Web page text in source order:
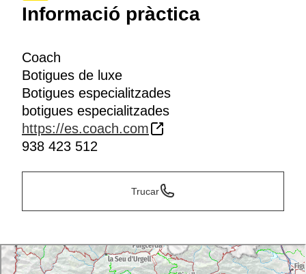
Informació pràctica
Coach
Botigues de luxe
Botigues especialitzades
botigues especialitzades
https://es.coach.com
938 423 512
Trucar